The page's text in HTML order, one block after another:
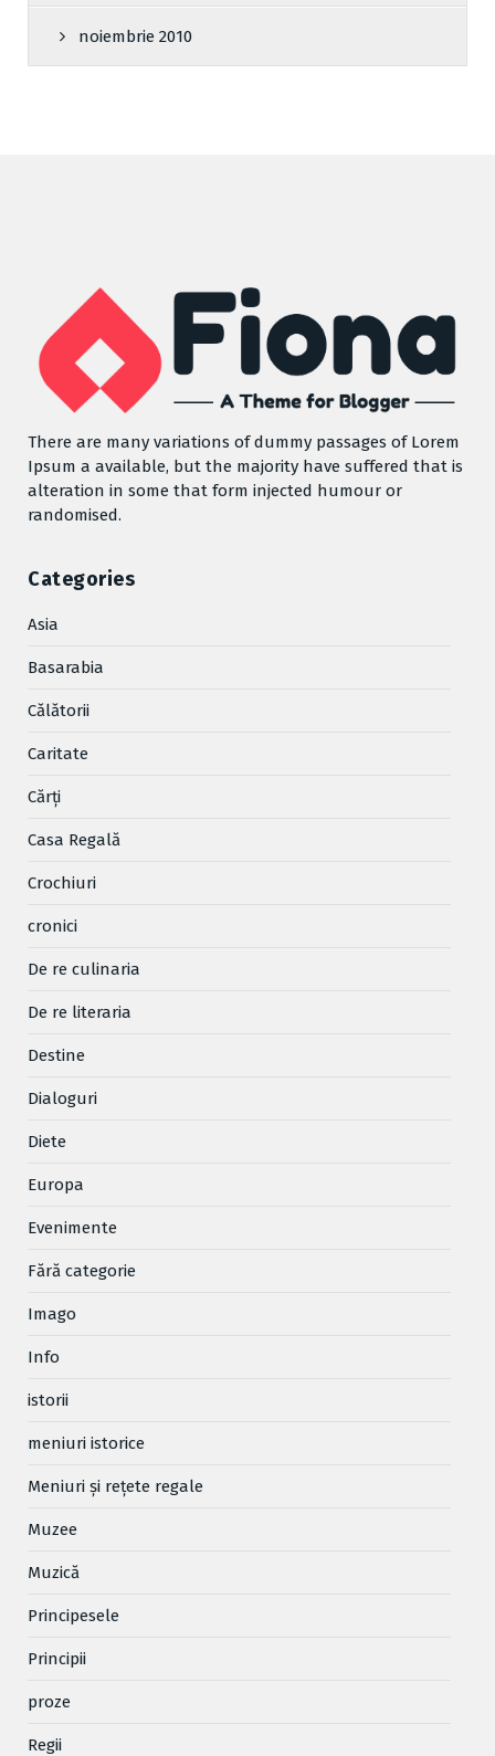
noiembrie 2010
There are many variations of dummy passages of Lorem
Ipsum a available, but the majority have suffered that is
alteration in some that form injected humour or
randomised.
Categories
Asia
Basarabia
Cǎlǎtorii
Caritate
Cărţi
Casa Regală
Crochiuri
cronici
De re culinaria
De re literaria
Destine
Dialoguri
Diete
Europa
Evenimente
Fără categorie
Imago
Info
istorii
meniuri istorice
Meniuri și rețete regale
Muzee
Muzică
Principesele
Principii
proze
Regii